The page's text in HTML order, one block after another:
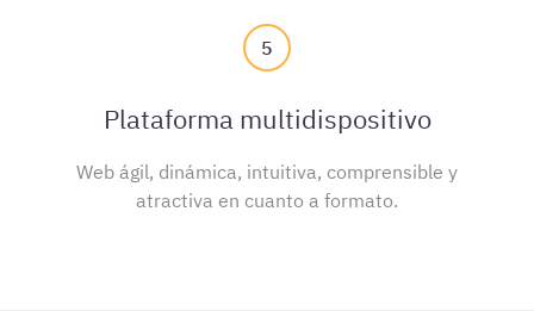
5
Plataforma multidispositivo
Web ágil, dinámica, intuitiva, comprensible y
atractiva en cuanto a formato.